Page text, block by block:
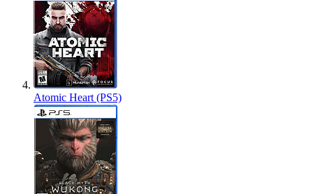
Atomic Heart (PS5)